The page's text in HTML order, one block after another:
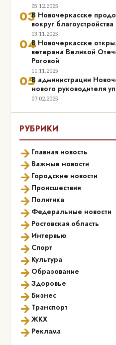
05.12.2025
03В Новочеркасске
вокруг благоустройства
13.11.2025
04В Новочеркасске
ветерана Великой
Роговой
11.11.2025
05В администрации
нового руководителя
07.02.2025
РУБРИКИ
→ Главная новость
→ Важные новости
→ Городские новости
→ Происшествия
→ Политика
→ Федеральные новости
→ Ростовская область
→ Интервью
→ Спорт
→ Культура
→ Образование
→Здоровье
→ Бизнес
→ Транспорт
→ЖКХ
→ Реклама